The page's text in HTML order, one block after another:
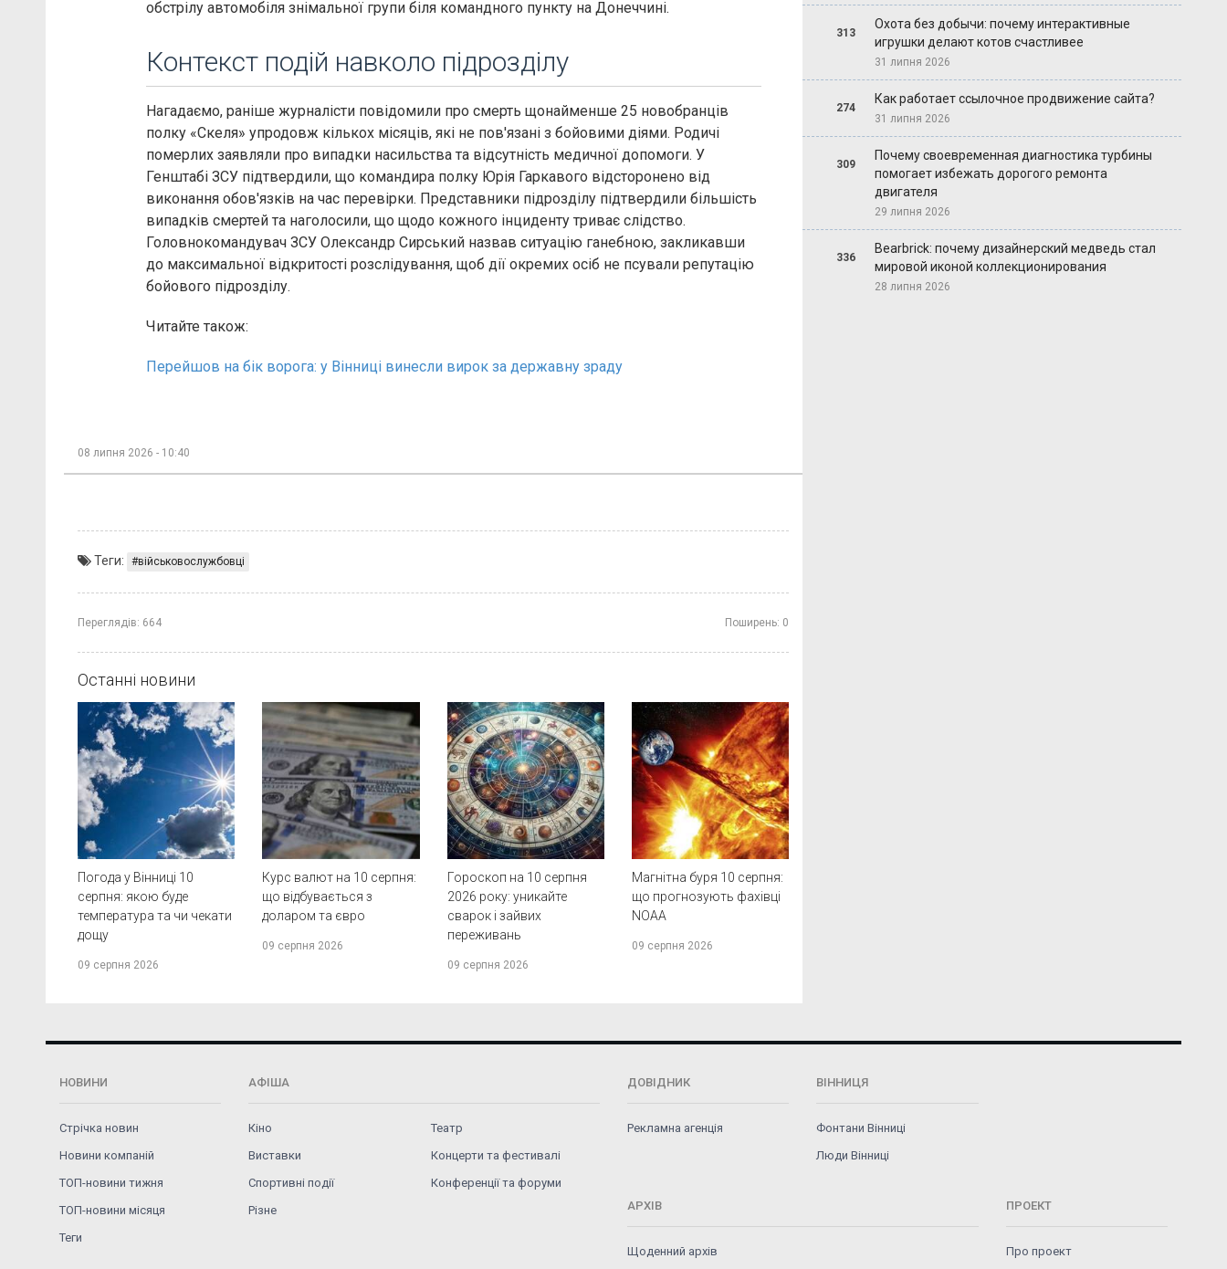
обстрілу автомобіля знімальної групи біля командного пункту на Донеччині.
Контекст подій навколо підрозділу
Нагадаємо, раніше журналісти повідомили про смерть щонайменше 25 новобранців
полку «Скеля» упродовж кількох місяців, які не пов'язані з бойовими діями. Родичі
померлих заявляли про випадки насильства та відсутність медичної допомоги. У
Генштабі ЗСУ підтвердили, що командира полку Юрія Гаркавого відсторонено від
виконання обов'язків на час перевірки. Представники підрозділу підтвердили більшість
випадків смертей та наголосили, що щодо кожного інциденту триває слідство.
Головнокомандувач ЗСУ Олександр Сирський назвав ситуацію ганебною, закликавши
до максимальної відкритості розслідування, щоб дії окремих осіб не псували репутацію
бойового підрозділу.
Читайте також:
Перейшов на бік ворога: у Вінниці винесли вирок за державну зраду
08 липня 2026 - 10:40
Теги: військовослужбовці
Переглядів: 664 Поширень: 0
Останні новини
Погода у Вінниці 10
серпня: якою буде
температура та чи чекати
дощу
09 серпня 2026
Курс валют на 10 серпня:
що відбувається з
доларом та євро
09 серпня 2026
Гороскоп на 10 серпня
2026 року: уникайте
сварок і зайвих
переживань
09 серпня 2026
Магнітна буря 10 серпня:
що прогнозують фахівці
NOAA
09 серпня 2026
313
Охота без добычи: почему интерактивные
игрушки делают котов счастливее
31 липня 2026
274
Как работает ссылочное продвижение сайта?
31 липня 2026
309
Почему своевременная диагностика турбины
помогает избежать дорогого ремонта
двигателя
29 липня 2026
336
Bearbrick: почему дизайнерский медведь стал
мировой иконой коллекционирования
28 липня 2026
НОВИНИ
Стрічка новин
Новини компаній
ТОП-новини тижня
ТОП-новини місяця
Теги
АФІША
Кіно
Театр
Виставки
Концерти та фестивалі
Спортивні події
Конференції та форуми
Різне
ДОВІДНИК
Рекламна агенція
ВІННИЦЯ
Фонтани Вінниці
Люди Вінниці
АРХІВ
Щоденний архів
ПРОЕКТ
Про проект